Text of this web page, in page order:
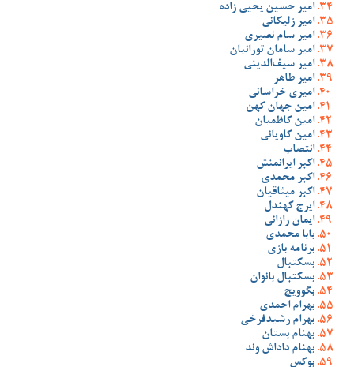
امیر حسین یحیی زاده
امیر زلیکانی
امیر سام نصیری
امیر سامان تورانیان
امیر سیف‌الدینی
امیر طاهر
امیری خراسانی
امین جهان کهن
امین کاظمیان
امین کاویانی
انتصاب
اکبر ایرانمنش
اکبر محمدی
اکبر میثاقیان
ایرج کهندل
ایمان رازانی
بابا محمدی
برنامه بازی
بسکتبال
بسکتبال بانوان
بگوویچ
بهرام احمدی
بهرام رشیدفرخی
بهنام بستان
بهنام داداش وند
بوکس